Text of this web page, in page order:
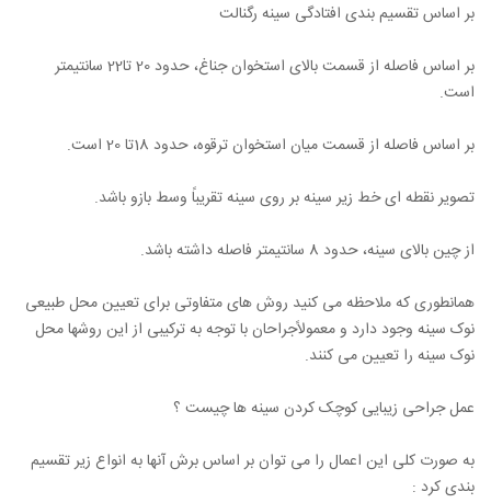
بر اساس تقسیم بندی افتادگی سینه رگنالت
بر اساس فاصله از قسمت بالای استخوان جناغ، حدود 20 تا22 سانتیمتر
است.
بر اساس فاصله از قسمت میان استخوان ترقوه، حدود 18تا 20 است.
تصویر نقطه ای خط زیر سینه بر روی سینه تقریباً وسط بازو باشد.
از چین بالای سینه، حدود 8 سانتیمتر فاصله داشته باشد.
همانطوری که ملاحظه می کنید روش های متفاوتی برای تعیین محل طبیعی
نوک سینه وجود دارد و معمولاًجراحان با توجه به ترکیبی از این روشها محل
نوک سینه را تعیین می کنند.
عمل جراحی زیبایی کوچک کردن سینه ها چیست ؟
به صورت کلی این اعمال را می توان بر اساس برش آنها به انواع زیر تقسیم
بندی کرد :